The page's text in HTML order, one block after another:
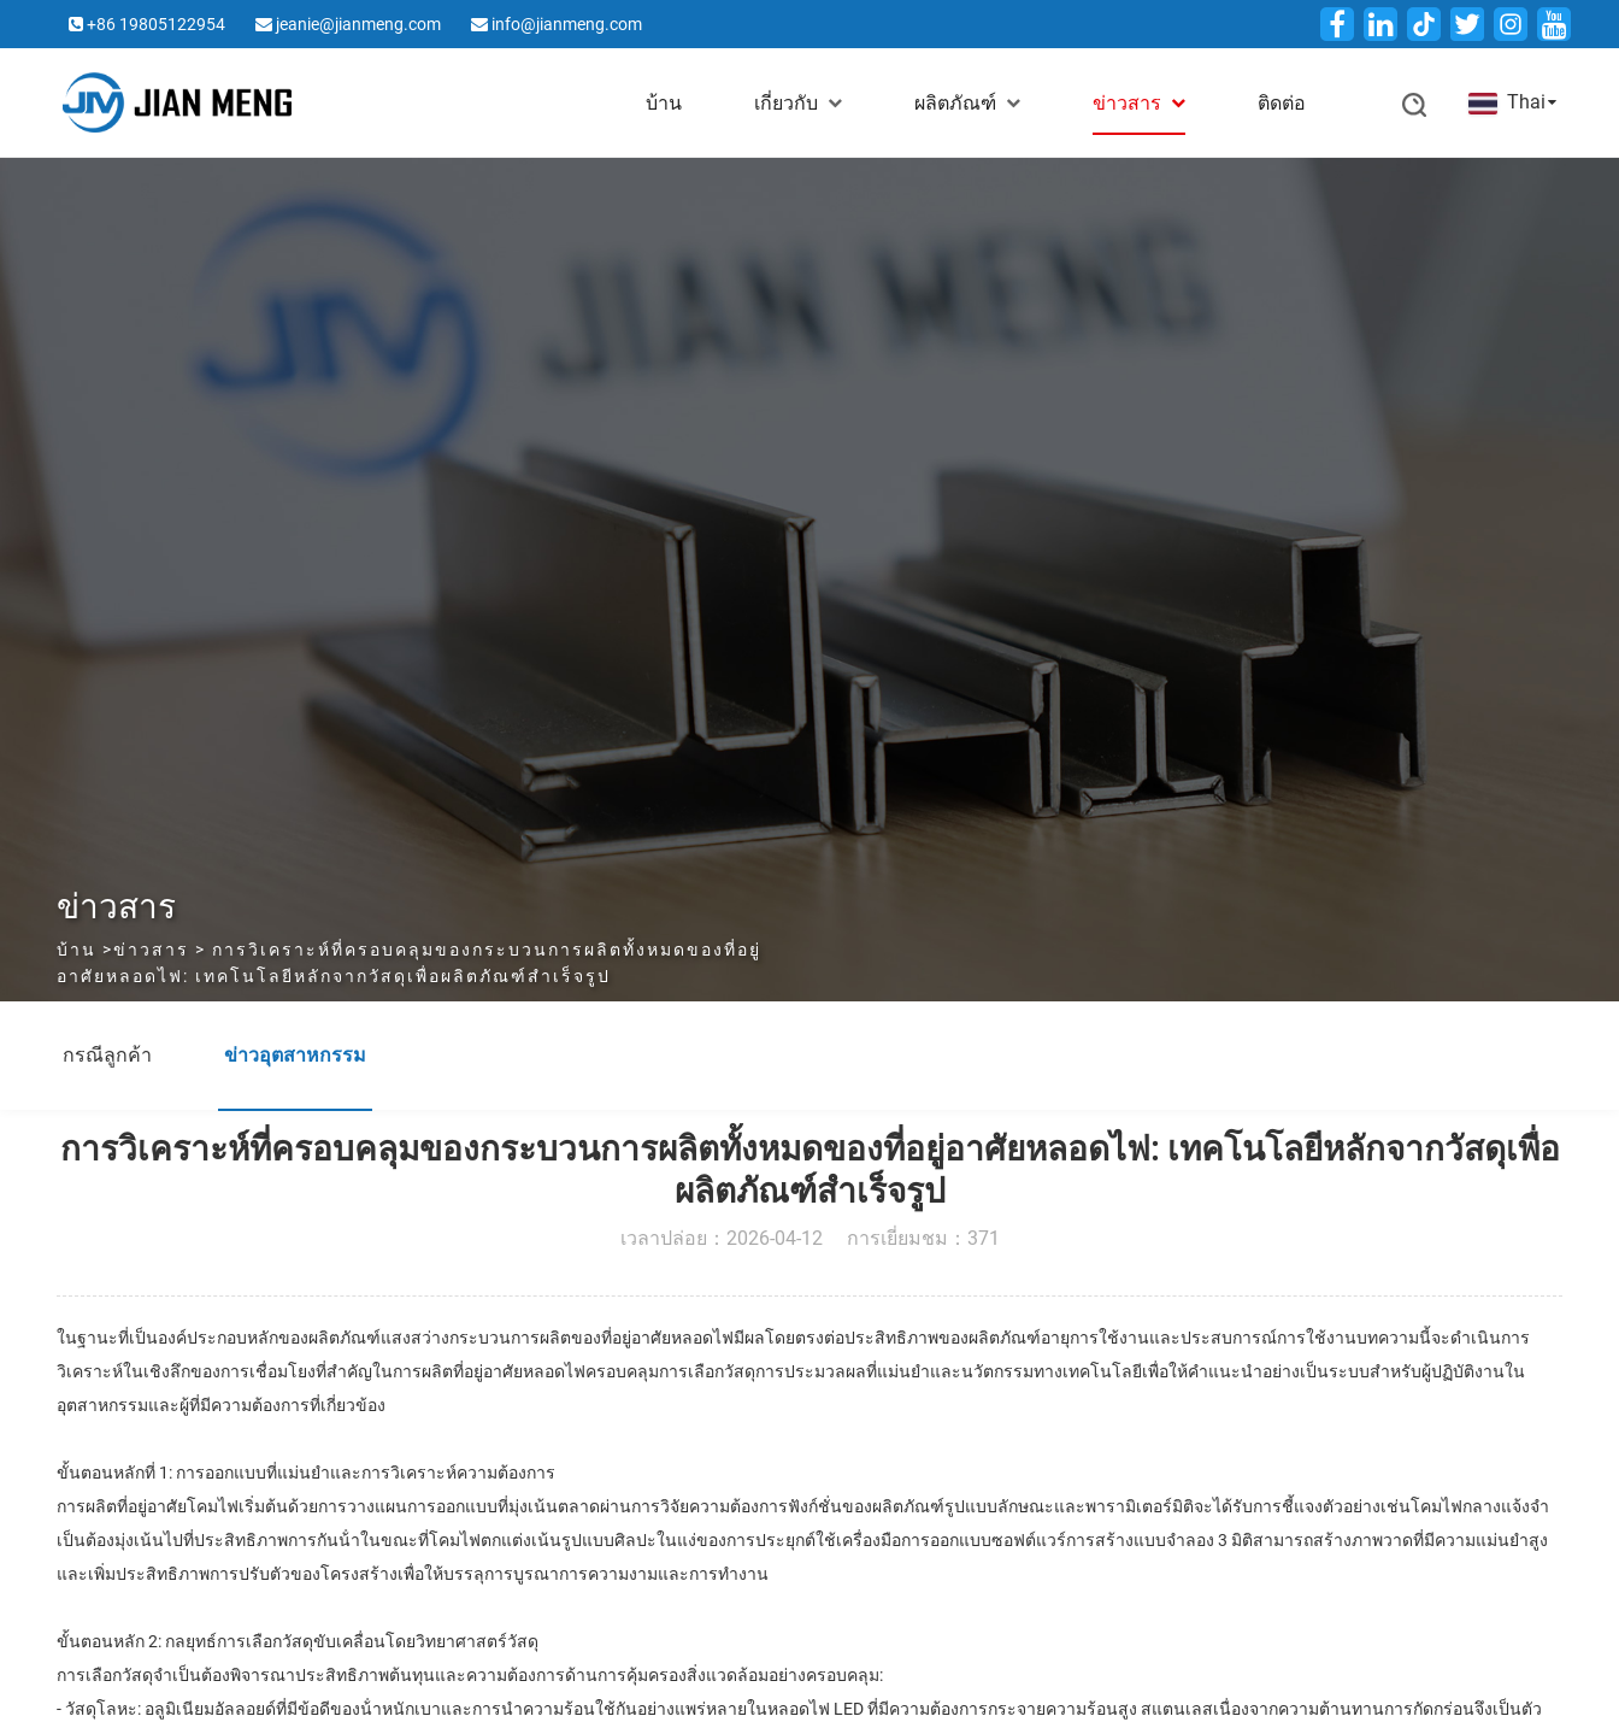
+86 19805122954 jeanie@jianmeng.com info@jianmeng.com Twitter
บ้าน เกี่ยวกับ ผลิตภัณฑ์ ข่าวสาร ติดต่อ Thai
ข่าวสาร
บ้าน >ข่าวสาร > การวิเคราะห์ที่ครอบคลุมของกระบวนการผลิตทั้งหมดของที่อยู่
อาศัยหลอดไฟ: เทคโนโลยีหลักจากวัสดุเพื่อผลิตภัณฑ์สําเร็จรูป
กรณีลูกค้า ข่าวอุตสาหกรรม
การวิเคราะห์ที่ครอบคลุมของกระบวนการผลิตทั้งหมดของที่อยู่อาศัยหลอดไฟ: เทคโนโลยีหลักจากวัสดุเพื่อ
ผลิตภัณฑ์สําเร็จรูป
เวลาปล่อย：2026-04-12 การเยี่ยมชม：371
ในฐานะที่เป็นองค์ประกอบหลักของผลิตภัณฑ์แสงสว่างกระบวนการผลิตของที่อยู่อาศัยหลอดไฟมีผลโดยตรงต่อประสิทธิภาพของผลิตภัณฑ์อายุการใช้งานและประสบการณ์การใช้งานบทความนี้จะดําเนินการ
วิเคราะห์ในเชิงลึกของการเชื่อมโยงที่สําคัญในการผลิตที่อยู่อาศัยหลอดไฟครอบคลุมการเลือกวัสดุการประมวลผลที่แม่นยําและนวัตกรรมทางเทคโนโลยีเพื่อให้คําแนะนําอย่างเป็นระบบสําหรับผู้ปฏิบัติงานใน
อุตสาหกรรมและผู้ที่มีความต้องการที่เกี่ยวข้อง
ขั้นตอนหลักที่ 1: การออกแบบที่แม่นยําและการวิเคราะห์ความต้องการ
การผลิตที่อยู่อาศัยโคมไฟเริ่มต้นด้วยการวางแผนการออกแบบที่มุ่งเน้นตลาดผ่านการวิจัยความต้องการฟังก์ชั่นของผลิตภัณฑ์รูปแบบลักษณะและพารามิเตอร์มิติจะได้รับการชี้แจงตัวอย่างเช่นโคมไฟกลางแจ้งจํา
เป็นต้องมุ่งเน้นไปที่ประสิทธิภาพการกันน้ําในขณะที่โคมไฟตกแต่งเน้นรูปแบบศิลปะในแง่ของการประยุกต์ใช้เครื่องมือการออกแบบซอฟต์แวร์การสร้างแบบจําลอง 3 มิติสามารถสร้างภาพวาดที่มีความแม่นยําสูง
และเพิ่มประสิทธิภาพการปรับตัวของโครงสร้างเพื่อให้บรรลุการบูรณาการความงามและการทํางาน
ขั้นตอนหลัก 2: กลยุทธ์การเลือกวัสดุขับเคลื่อนโดยวิทยาศาสตร์วัสดุ
การเลือกวัสดุจําเป็นต้องพิจารณาประสิทธิภาพต้นทุนและความต้องการด้านการคุ้มครองสิ่งแวดล้อมอย่างครอบคลุม:
- วัสดุโลหะ: อลูมิเนียมอัลลอยด์ที่มีข้อดีของน้ําหนักเบาและการนําความร้อนใช้กันอย่างแพร่หลายในหลอดไฟ LED ที่มีความต้องการกระจายความร้อนสูง สแตนเลสเนื่องจากความต้านทานการกัดกร่อนจึงเป็นตัว